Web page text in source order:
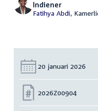
Indiener
Fatihya Abdi,
Datum:
20 januari 2026
Nummer:
2026Z00904